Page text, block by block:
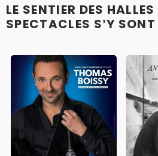
LE SENTIER DES
SPECTACLES S’Y